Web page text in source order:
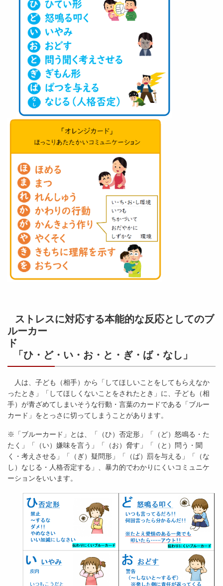
ストレスに対応する本能的な反応としてのブ
ルーカー
「ひ・ど・い・お・と・ぎ・ば・なし」
人は、子ども（相手）から「してほしいことをしてもらえなか
ったとき」「してほしくないことをされたとき」に、子ども（相
手）が青ざめてしまいそうな行動・言葉のカードである「ブルー
カード」をとっさに切ってしまうことがあります。
※「ブルーカード」とは、「（ひ）否定形」「（ど）怒鳴る・た
たく」「（い）嫌味を言う」「（お）脅す」「（と）問う・聞
く・考えさせる」「（ぎ）疑問形」「（ば）罰を与える」「（な
し）なじる・人格否定する」、暴力的でわかりにくいコミュニケ
ーションをいいます。